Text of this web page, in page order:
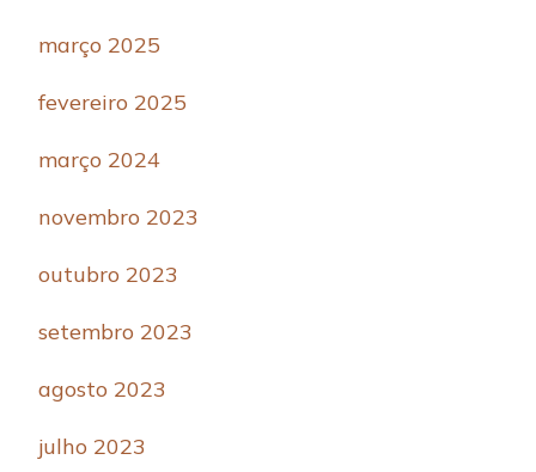
março 2025
fevereiro 2025
março 2024
novembro 2023
outubro 2023
setembro 2023
agosto 2023
julho 2023